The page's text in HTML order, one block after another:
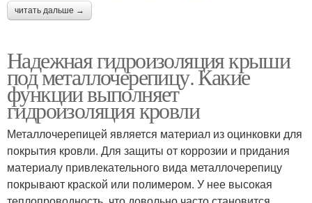
читать дальше →
Надежная гидроизоляция крыши
под металлочерепицу. Какие
функции выполняет
гидроизоляция кровли
Металлочерепицей является материал из оцинковки для
покрытия кровли. Для защиты от коррозии и придания
материалу привлекательного вида металлочерепицу
покрывают краской или полимером. У нее высокая